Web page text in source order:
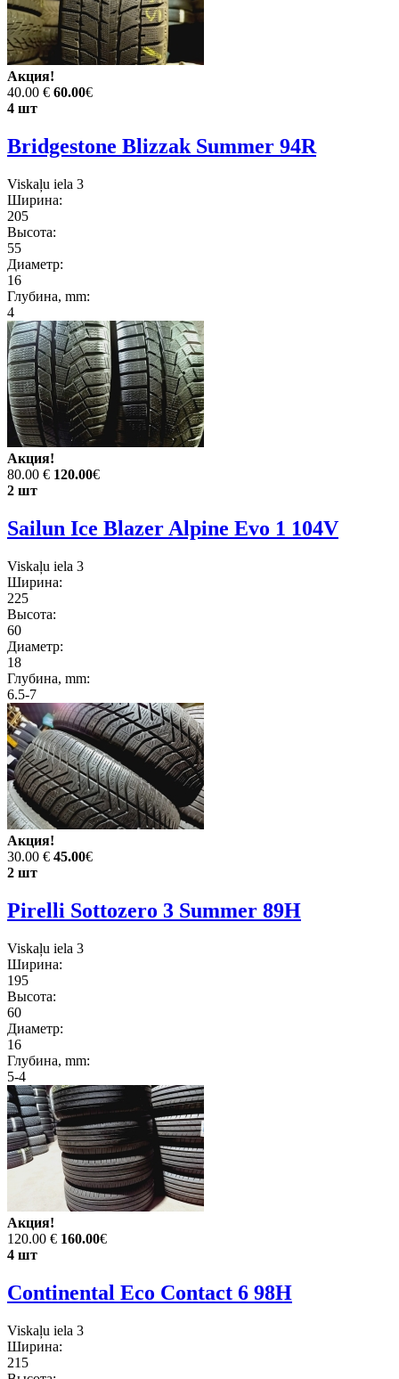
Акция!
40.00 € 60.00€
4 шт
Bridgestone Blizzak Summer 94R
Viskaļu iela 3
Ширина:
205
Высота:
55
Диаметр:
16
Глубина, mm:
4
Акция!
80.00 € 120.00€
2 шт
Sailun Ice Blazer Alpine Evo 1 104V
Viskaļu iela 3
Ширина:
225
Высота:
60
Диаметр:
18
Глубина, mm:
6.5-7
Акция!
30.00 € 45.00€
2 шт
Pirelli Sottozero 3 Summer 89H
Viskaļu iela 3
Ширина:
195
Высота:
60
Диаметр:
16
Глубина, mm:
5-4
Акция!
120.00 € 160.00€
4 шт
Continental Eco Contact 6 98H
Viskaļu iela 3
Ширина:
215